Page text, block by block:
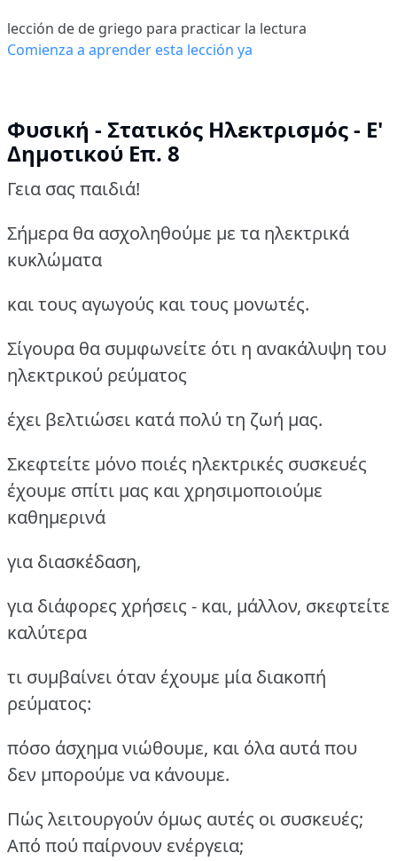
lección de de griego para practicar la lectura
Comienza a aprender esta lección ya
Φυσική - Στατικός Ηλεκτρισμός - Ε'
Δημοτικού Επ. 8
Γεια σας παιδιά!
Σήμερα θα ασχοληθούμε με τα ηλεκτρικά
κυκλώματα
και τους αγωγούς και τους μονωτές.
Σίγουρα θα συμφωνείτε ότι η ανακάλυψη του
ηλεκτρικού ρεύματος
έχει βελτιώσει κατά πολύ τη ζωή μας.
Σκεφτείτε μόνο ποιές ηλεκτρικές συσκευές
έχουμε σπίτι μας και χρησιμοποιούμε
καθημερινά
για διασκέδαση,
για διάφορες χρήσεις - και, μάλλον, σκεφτείτε
καλύτερα
τι συμβαίνει όταν έχουμε μία διακοπή
ρεύματος:
πόσο άσχημα νιώθουμε, και όλα αυτά που
δεν μπορούμε να κάνουμε.
Πώς λειτουργούν όμως αυτές οι συσκευές;
Από πού παίρνουν ενέργεια;